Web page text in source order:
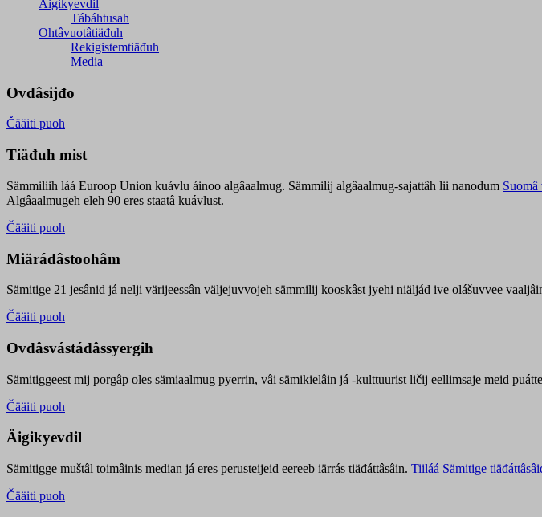
Äigikyevdil
Tábáhtusah
Ohtâvuotâtiäđuh
Rekigistemtiäđuh
Media
Ovdâsijđo
Čääiti puoh
Tiäđuh mist
Sämmiliih láá Euroop Union kuávlu áinoo algâaalmug. Sämmilij algâaalmug-sajattâh lii nanodum Suomâ
Algâaalmugeh eleh 90 eres staatâ kuávlust.
Čääiti puoh
Miärádâstoohâm
Sämitige 21 jesânid já nelji värijeessân väljejuvvojeh sämmilij kooskâst jyehi niäljád ive olášuvvee
Čääiti puoh
Ovdâsvástádâssyergih
Sämitiggeest mij porgâp oles sämiaalmug pyerrin, vâi sämikielâin já -kulttuurist ličij eellimsaje meid
Čääiti puoh
Äigikyevdil
Sämitigge muštâl toimâinis median já eres perusteijeid eereeb iärrás tiäđáttâsâin. Tiiláá Sämitige
Čääiti puoh